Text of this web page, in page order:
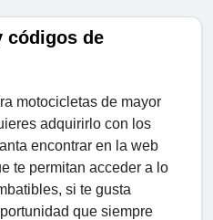
códigos de
motocicletas de mayor
adquirirlo con los
encontrar en la web
te permitan acceder a lo
si te gusta
que siempre